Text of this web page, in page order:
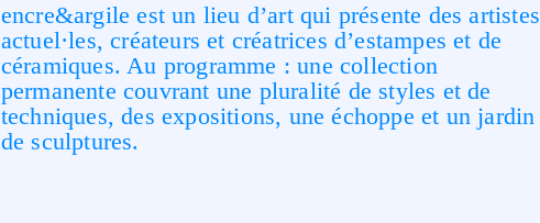
encre&argile est un lieu d’art qui présente des artistes
actuel·les, créateurs et créatrices d’estampes et de
céramiques. Au programme : une collection
permanente couvrant une pluralité de styles et de
techniques, des expositions, une échoppe et un jardin
de sculptures.